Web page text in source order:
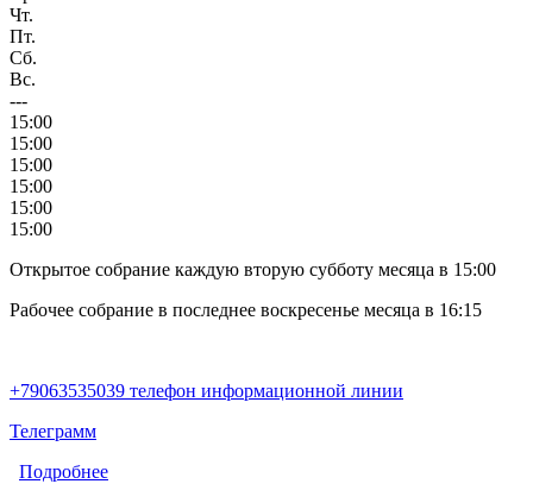
Чт.
Пт.
Сб.
Вс.
---
15:00
15:00
15:00
15:00
15:00
15:00
Открытое собрание каждую вторую субботу месяца в 15:00
Рабочее собрание в последнее воскресенье месяца в 16:15
+79063535039 телефон информационной линии
Телеграмм
Подробнее